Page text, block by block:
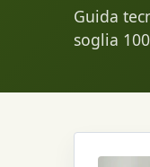
Guida
soglia